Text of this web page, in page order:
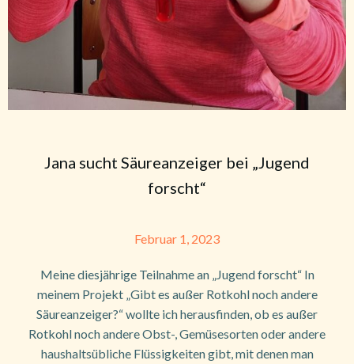
Jana sucht Säureanzeiger bei „Jugend
forscht“
Februar 1, 2023
Meine diesjährige Teilnahme an „Jugend forscht“ In
meinem Projekt „Gibt es außer Rotkohl noch andere
Säureanzeiger?“ wollte ich herausfinden, ob es außer
Rotkohl noch andere Obst-, Gemüsesorten oder andere
haushaltsübliche Flüssigkeiten gibt, mit denen man